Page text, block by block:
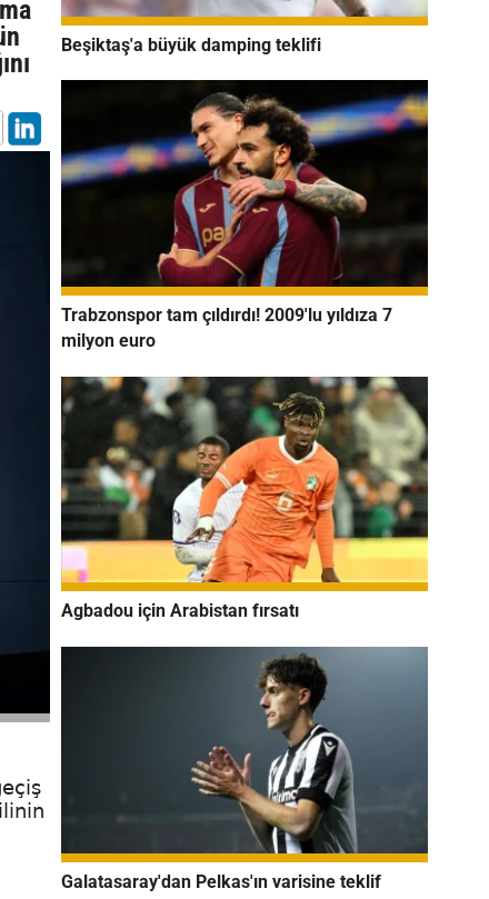
Beşiktaş'a büyük damping teklifi
Trabzonspor tam çıldırdı! 2009'lu yıldıza 7
milyon euro
Agbadou için Arabistan fırsatı
Galatasaray'dan Pelkas'ın varisine teklif